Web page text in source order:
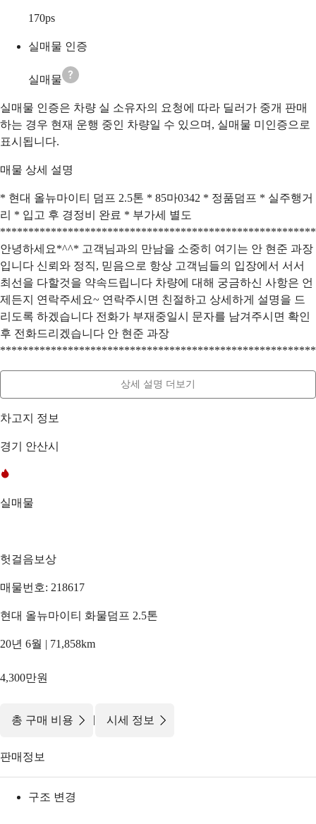
170ps
실매물 인증
실매물
실매물 인증은 차량 실 소유자의 요청에 따라 딜러가 중개 판매
하는 경우 현재 운행 중인 차량일 수 있으며, 실매물 미인증으로
표시됩니다.
매물 상세 설명
* 현대 올뉴마이티 덤프 2.5톤 * 85마0342 * 정품덤프 * 실주행거
리 * 입고 후 경정비 완료 * 부가세 별도
안녕하세요*^^* 고객님과의 만남을 소중히 여기는 안 현준 과장
입니다 신뢰와 정직, 믿음으로 항상 고객님들의 입장에서 서서
최선을 다할것을 약속드립니다 차량에 대해 궁금하신 사항은 언
제든지 연락주세요~ 연락주시면 친절하고 상세하게 설명을 드
리도록 하겠습니다 전화가 부재중일시 문자를 남겨주시면 확인
후 전화드리겠습니다 안 현준 과장
상세 설명 더보기
차고지 정보
경기 안산시
실매물
헛걸음보상
매물번호: 218617
현대 올뉴마이티 화물덤프 2.5톤
20년 6월 | 71,858km
4,300만원
총 구매 비용 | 시세 정보
판매정보
구조 변경